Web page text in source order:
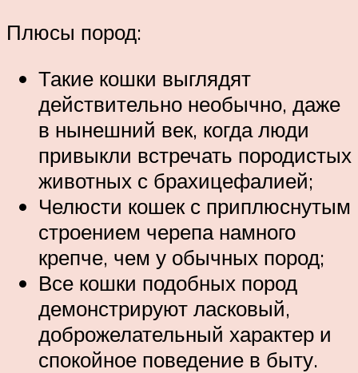
Плюсы пород:
Такие кошки выглядят
действительно необычно, даже
в нынешний век, когда люди
привыкли встречать породистых
животных с брахицефалией;
Челюсти кошек с приплюснутым
строением черепа намного
крепче, чем у обычных пород;
Все кошки подобных пород
демонстрируют ласковый,
доброжелательный характер и
спокойное поведение в быту.